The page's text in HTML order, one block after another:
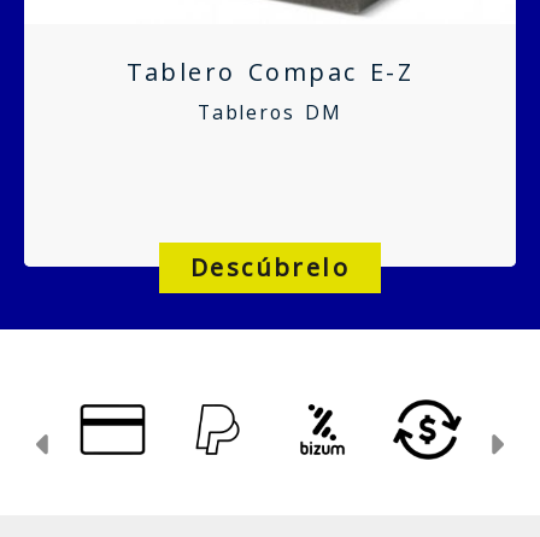
Tablero Compac E-Z
Tableros DM
Descúbrelo
Anterior